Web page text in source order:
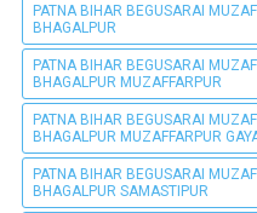
PATNA BIHAR BEGUSARAI
BHAGALPUR
PATNA BIHAR BEGUSARAI
BHAGALPUR MUZAFFARPUR
PATNA BIHAR BEGUSARAI
BHAGALPUR MUZAFFARPUR
PATNA BIHAR BEGUSARAI
BHAGALPUR SAMASTIPUR